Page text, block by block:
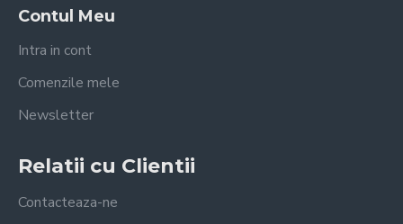
Contul Meu
Intra in cont
Comenzile mele
Newsletter
Relatii cu Clientii
Contacteaza-ne